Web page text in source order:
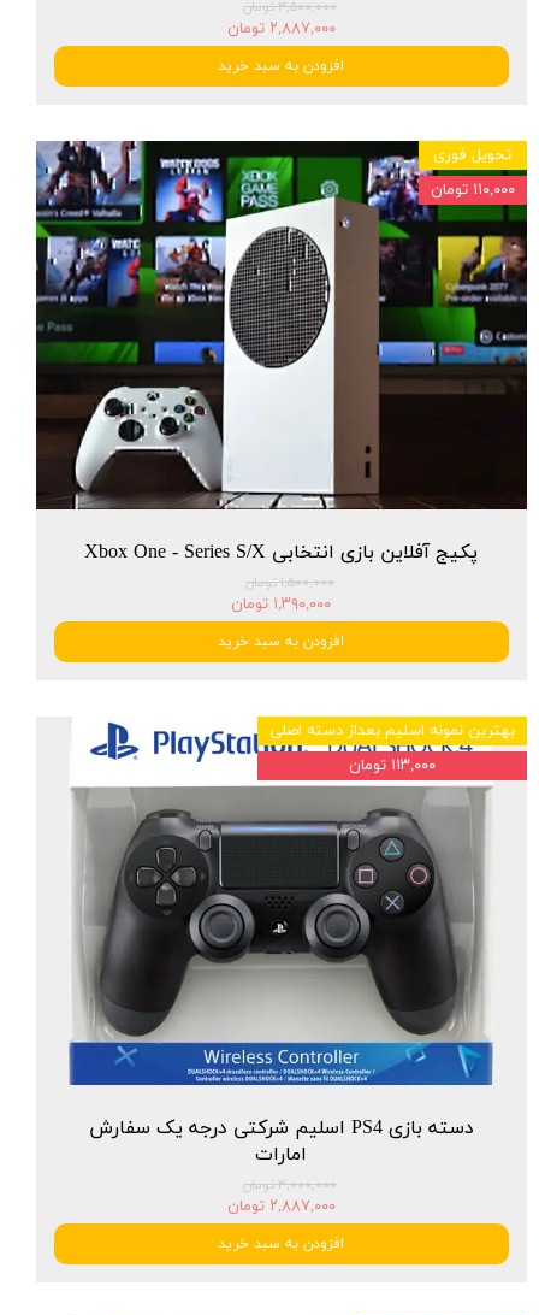
۳,۵۰۰,۰۰۰ تومان
۲,۸۸۷,۰۰۰ تومان
افزودن به سبد خرید
پکیج آفلاین بازی انتخابی Xbox One - Series S/X
۱,۵۰۰,۰۰۰ تومان
۱,۳۹۰,۰۰۰ تومان
افزودن به سبد خرید
تحویل فوری
۱۱۰,۰۰۰ تومان
دسته بازی PS4 اسلیم شرکتی درجه یک سفارش
امارات
۳,۰۰۰,۰۰۰ تومان
۲,۸۸۷,۰۰۰ تومان
افزودن به سبد خرید
بهترین نمونه اسلیم بعداز دسته اصلی
۱۱۳,۰۰۰ تومان